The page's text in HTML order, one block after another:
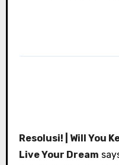
Resolusi! | Will You
Live Your Dream